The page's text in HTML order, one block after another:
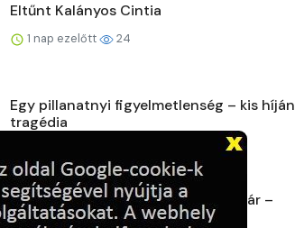
Eltűnt Kalányos Cintia
1 nap ezelőtt 24
Egy pillanatnyi figyelmetlenség – kis híján
tragédia
Aludt az autóban a szlovák házaspár –
szalagkorlátnak ütközö...